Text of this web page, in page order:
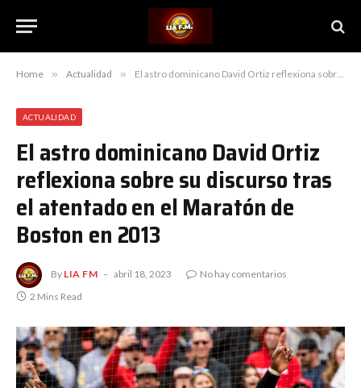
Home » Actualidad » El astro dominicano David Ortiz reflexiona sobre su discurso tras el atentado en el Maratón de Boston en 2013
ACTUALIDAD
El astro dominicano David Ortiz
reflexiona sobre su discurso tras
el atentado en el Maratón de
Boston en 2013
By LIA FM abril 18, 2023
No hay comentarios
2 Mins Read